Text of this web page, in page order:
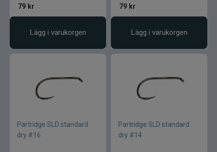
Eastfields Lures
Eiger
79 kr
Lägg i varukorgen
79 kr
Lägg i varukorgen
Partridge SLD standard
dry #16
Partridge SLD standard
dry #14